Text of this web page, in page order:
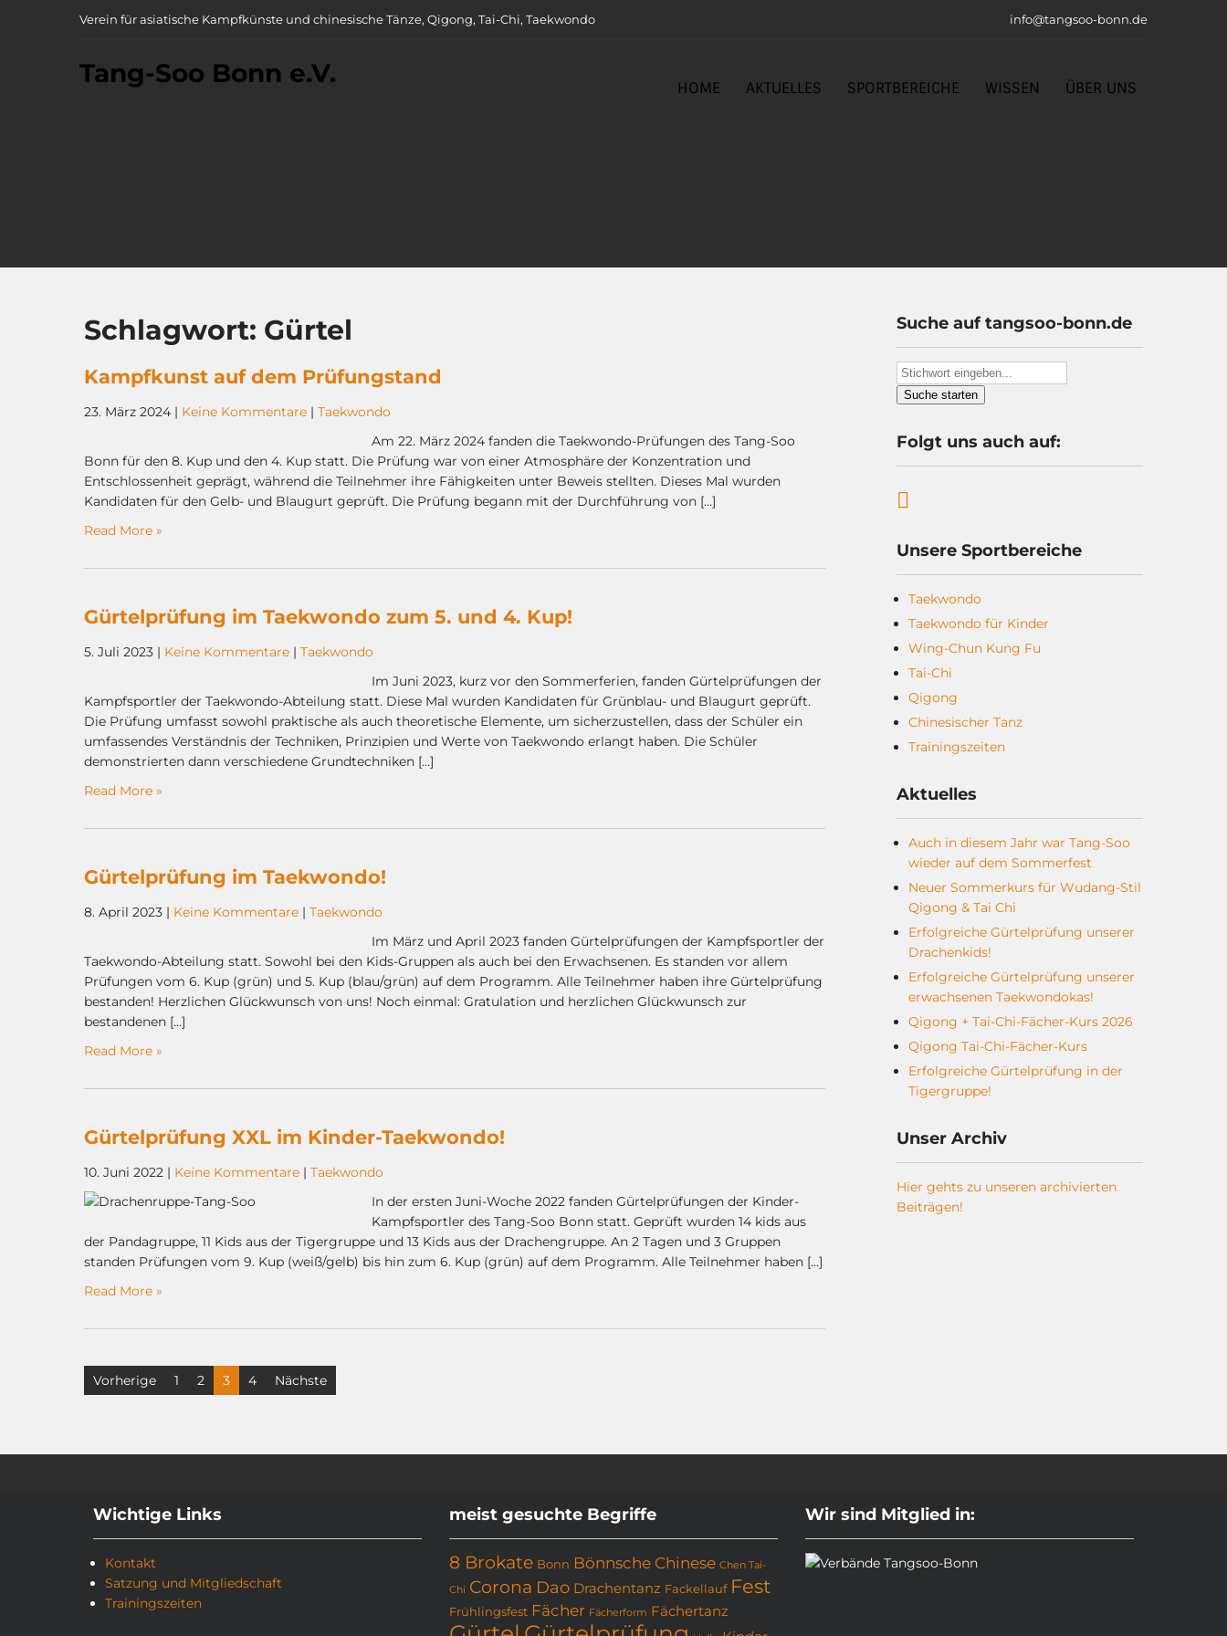
Verein für asiatische Kampfkünste und chinesische Tänze, Qigong, Tai-Chi, Taekwondo info@tangsoo-bonn.de
Tang-Soo Bonn e.V. HOME AKTUELLES SPORTBEREICHE WISSEN ÜBER UNS
Schlagwort: Gürtel
Kampfkunst auf dem Prüfungstand
23. März 2024 | Keine Kommentare | Taekwondo
Am 22. März 2024 fanden die Taekwondo-Prüfungen des Tang-Soo
Bonn für den 8. Kup und den 4. Kup statt. Die Prüfung war von einer Atmosphäre der Konzentration und
Entschlossenheit geprägt, während die Teilnehmer ihre Fähigkeiten unter Beweis stellten. Dieses Mal wurden
Kandidaten für den Gelb- und Blaugurt geprüft. Die Prüfung begann mit der Durchführung von […]
Read More »
Gürtelprüfung im Taekwondo zum 5. und 4. Kup!
5. Juli 2023 | Keine Kommentare | Taekwondo
Im Juni 2023, kurz vor den Sommerferien, fanden Gürtelprüfungen der
Kampfsportler der Taekwondo-Abteilung statt. Diese Mal wurden Kandidaten für Grünblau- und Blaugurt geprüft.
Die Prüfung umfasst sowohl praktische als auch theoretische Elemente, um sicherzustellen, dass der Schüler ein
umfassendes Verständnis der Techniken, Prinzipien und Werte von Taekwondo erlangt haben. Die Schüler
demonstrierten dann verschiedene Grundtechniken […]
Read More »
Gürtelprüfung im Taekwondo!
8. April 2023 | Keine Kommentare | Taekwondo
Im März und April 2023 fanden Gürtelprüfungen der Kampfsportler der
Taekwondo-Abteilung statt. Sowohl bei den Kids-Gruppen als auch bei den Erwachsenen. Es standen vor allem
Prüfungen vom 6. Kup (grün) und 5. Kup (blau/grün) auf dem Programm. Alle Teilnehmer haben ihre Gürtelprüfung
bestanden! Herzlichen Glückwunsch von uns! Noch einmal: Gratulation und herzlichen Glückwunsch zur
bestandenen […]
Read More »
Gürtelprüfung XXL im Kinder-Taekwondo!
10. Juni 2022 | Keine Kommentare | Taekwondo
In der ersten Juni-Woche 2022 fanden Gürtelprüfungen der Kinder-
Kampfsportler des Tang-Soo Bonn statt. Geprüft wurden 14 kids aus
der Pandagruppe, 11 Kids aus der Tigergruppe und 13 Kids aus der Drachengruppe. An 2 Tagen und 3 Gruppen
standen Prüfungen vom 9. Kup (weiß/gelb) bis hin zum 6. Kup (grün) auf dem Programm. Alle Teilnehmer haben […]
Read More »
Seitennummerierung
der
Vorherige 1 2 3 4 Nächste
Suche auf tangsoo-bonn.de
Folgt uns auch auf:
Unsere Sportbereiche
Taekwondo
Taekwondo für Kinder
Wing-Chun Kung Fu
Tai-Chi
Qigong
Chinesischer Tanz
Trainingszeiten
Aktuelles
Auch in diesem Jahr war Tang-Soo
wieder auf dem Sommerfest
Neuer Sommerkurs für Wudang-Stil
Qigong & Tai Chi
Erfolgreiche Gürtelprüfung unserer
Drachenkids!
Erfolgreiche Gürtelprüfung unserer
erwachsenen Taekwondokas!
Qigong + Tai-Chi-Fächer-Kurs 2026
Qigong Tai-Chi-Fächer-Kurs
Erfolgreiche Gürtelprüfung in der
Tigergruppe!
Unser Archiv
Hier gehts zu unseren archivierten
Beiträgen!
Wichtige Links
Kontakt
Satzung und Mitgliedschaft
Trainingszeiten
meist gesuchte Begriffe
8 Brokate Bonn Bönnsche Chinese Chen Tai-
Chi Corona Dao Drachentanz Fackellauf Fest
Frühlingsfest Fächer Fächerform Fächertanz
Wir sind Mitglied in: